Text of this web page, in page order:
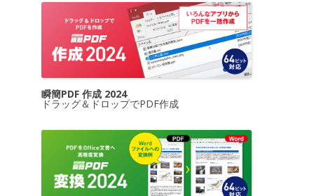
瞬簡PDF 作成 2024
ドラッグ＆ドロップでPDF作成